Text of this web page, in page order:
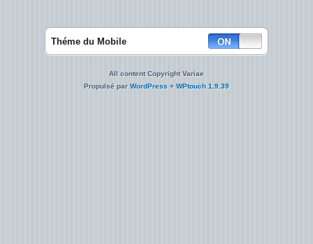
Théme du Mobile
All content Copyright Variae
Propulsé parWordPress + WPtouch 1.9.39